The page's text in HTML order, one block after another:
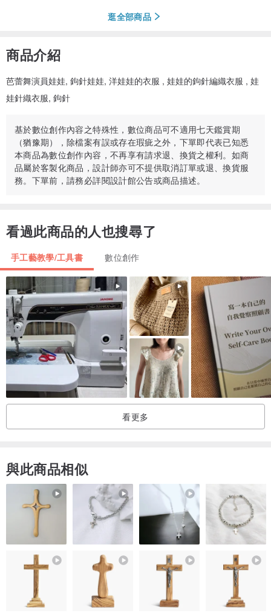
逛全部商品
商品介紹
芭蕾舞演員娃娃, 鉤針娃娃, 洋娃娃的衣服 , 娃娃的鉤針編織衣服 , 娃
娃針織衣服, 鉤針
基於數位創作內容之特殊性，數位商品可不適用七天鑑賞期
（猶豫期），除檔案有誤或存在瑕疵之外，下單即代表已知悉
本商品為數位創作內容，不再享有請求退、換貨之權利。如商
品屬於客製化商品，設計師亦可不提供取消訂單或退、換貨服
務。下單前，請務必詳閱設計館公告或商品描述。
看過此商品的人也搜尋了
手工藝教學/工具書 數位創作
看更多
與此商品相似